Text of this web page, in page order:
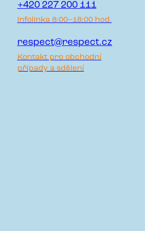
+420 227 200 111
Infolinka 8:00–18:00 hod.
respect@respect.cz
Kontakt pro obchodní
případy a sdělení
pozici
Insurance
B2B klienty
pozici